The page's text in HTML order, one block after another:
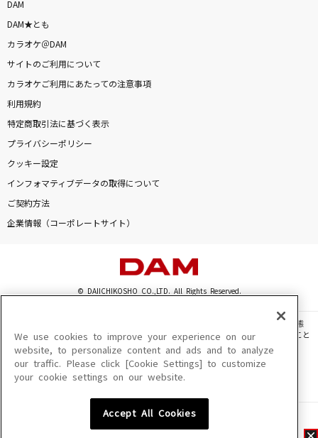
DAM
DAM★とも
カラオケ＠DAM
サイトのご利用について
カラオケご利用にあたっての注意事項
利用規約
特定商取引法に基づく表示
プライバシーポリシー
クッキー設定
インフォマティブデータの取得について
ご契約方法
企業情報（コーポレートサイト）
© DAIICHIKOSHO CO.,LTD. All Rights Reserved.
このサイトに掲載されている一切の文章・画像・写真・動画・音声等を、手段や形態
を問わず、著作権法の定める範囲を超えて無断で複製、転載、ファイル化などすること
を禁じます。
楽曲及びコンテンツは、機種によりご利用いただけない場合があります。
楽曲及びコンテンツの配信日、配信内容が変更になる場合があります。
We use cookies to improve your experience on our
website, to personalize content and ads and to analyze
our traffic. Please click [Cookie Settings] to customize
your cookie settings on our website.
Accept All Cookies